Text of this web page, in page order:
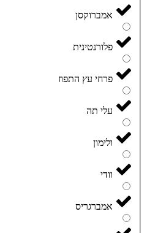
אמברוקסן
פלורנטינית
פרחי עץ התפוז
עלי תה
ולימון
וודי
אמברגריס